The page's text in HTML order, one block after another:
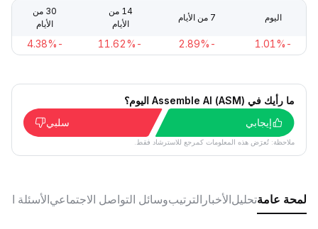
اليوم 7 من الأيام
14 من
الأيام
30 من
الأيام
-1.01%
-2.89%
-11.62%
-4.38%
ما رأيك في Assemble AI (ASM) اليوم؟
إيجابي
سلبي
ملاحظة: تُعرَض هذه المعلومات كمرجع للاسترشاد فقط.
لمحة عامةتحليلالأخبار الترتيبوسائل التواصل الاجتماعيالأسئلة